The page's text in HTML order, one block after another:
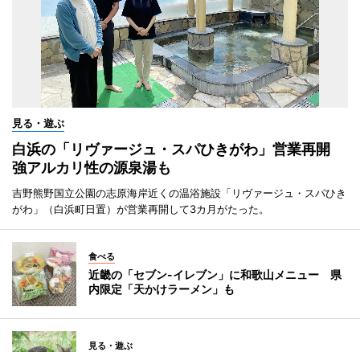
見る・遊ぶ
白浜の「リヴァージュ・スパひきがわ」営業再開
強アルカリ性の源泉湯も
吉野熊野国立公園の志原海岸近くの温浴施設「リヴァージュ・スパひき
がわ」（白浜町日置）が営業再開して3カ月がたった。
食べる
近畿の「セブン-イレブン」に和歌山メニュー 県
内限定「天かけラーメン」も
見る・遊ぶ